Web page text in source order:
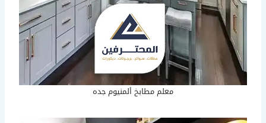
معلم مطابخ ألمنيوم جده